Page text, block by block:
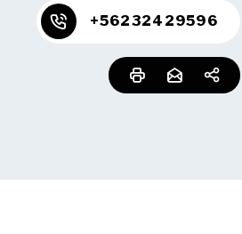
+56232429596